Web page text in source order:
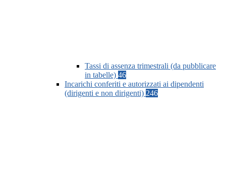
Tassi di assenza trimestrali (da pubblicare
in tabelle) 46
Incarichi conferiti e autorizzati ai dipendenti
(dirigenti e non dirigenti) 246